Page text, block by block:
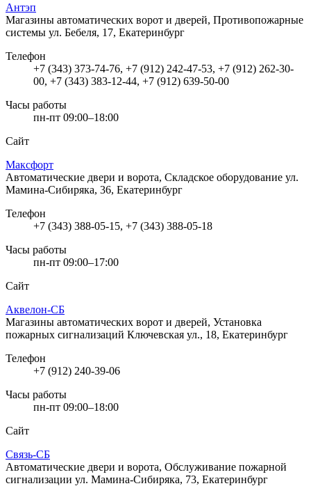
Антэп
Магазины автоматических ворот и дверей, Противопожарные
системы ул. Бебеля, 17, Екатеринбург
Телефон
+7 (343) 373-74-76, +7 (912) 242-47-53, +7 (912) 262-30-
00, +7 (343) 383-12-44, +7 (912) 639-50-00
Часы работы
пн-пт 09:00–18:00
Сайт
Максфорт
Автоматические двери и ворота, Складское оборудование ул.
Мамина-Сибиряка, 36, Екатеринбург
Телефон
+7 (343) 388-05-15, +7 (343) 388-05-18
Часы работы
пн-пт 09:00–17:00
Сайт
Аквелон-СБ
Магазины автоматических ворот и дверей, Установка
пожарных сигнализаций Ключевская ул., 18, Екатеринбург
Телефон
+7 (912) 240-39-06
Часы работы
пн-пт 09:00–18:00
Сайт
Связь-СБ
Автоматические двери и ворота, Обслуживание пожарной
сигнализации ул. Мамина-Сибиряка, 73, Екатеринбург